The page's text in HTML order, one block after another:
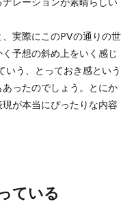
実際にこのPVの通りの世
予想の斜め上をいく感じ
いう、とっておき感という
ったのでしょう。とにか
が本当にぴったりな内容
ている